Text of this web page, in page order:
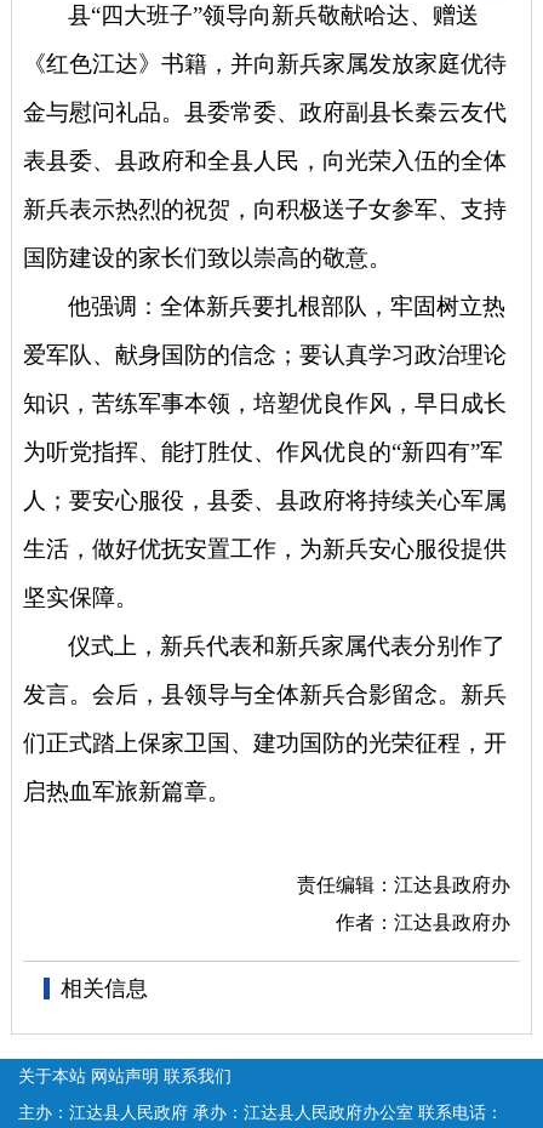
县“四大班子”领导向新兵敬献哈达、赠送
《红色江达》书籍，并向新兵家属发放家庭优待
金与慰问礼品。县委常委、政府副县长秦云友代
表县委、县政府和全县人民，向光荣入伍的全体
新兵表示热烈的祝贺，向积极送子女参军、支持
国防建设的家长们致以崇高的敬意。
他强调：全体新兵要扎根部队，牢固树立热
爱军队、献身国防的信念；要认真学习政治理论
知识，苦练军事本领，培塑优良作风，早日成长
为听党指挥、能打胜仗、作风优良的“新四有”军
人；要安心服役，县委、县政府将持续关心军属
生活，做好优抚安置工作，为新兵安心服役提供
坚实保障。
仪式上，新兵代表和新兵家属代表分别作了
发言。会后，县领导与全体新兵合影留念。新兵
们正式踏上保家卫国、建功国防的光荣征程，开
启热血军旅新篇章。
责任编辑：江达县政府办
作者：江达县政府办
相关信息
关于本站 网站声明 联系我们
主办：江达县人民政府 承办：江达县人民政府办公室 联系电话：